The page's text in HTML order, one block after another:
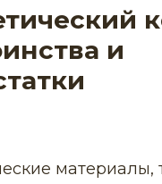
и
материалы,